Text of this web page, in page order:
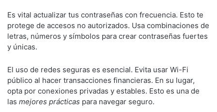
Es vital actualizar tus contraseñas con frecuencia. Esto te
protege de accesos no autorizados. Usa combinaciones de
letras, números y símbolos para crear contraseñas fuertes
y únicas.
El uso de redes seguras es esencial. Evita usar Wi-Fi
público al hacer transacciones financieras. En su lugar,
opta por conexiones privadas y estables. Esto es una de
las mejores prácticas para navegar seguro.